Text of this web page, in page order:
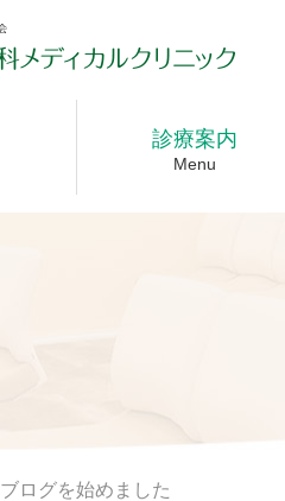
診療案内
Menu
ブログを始めました